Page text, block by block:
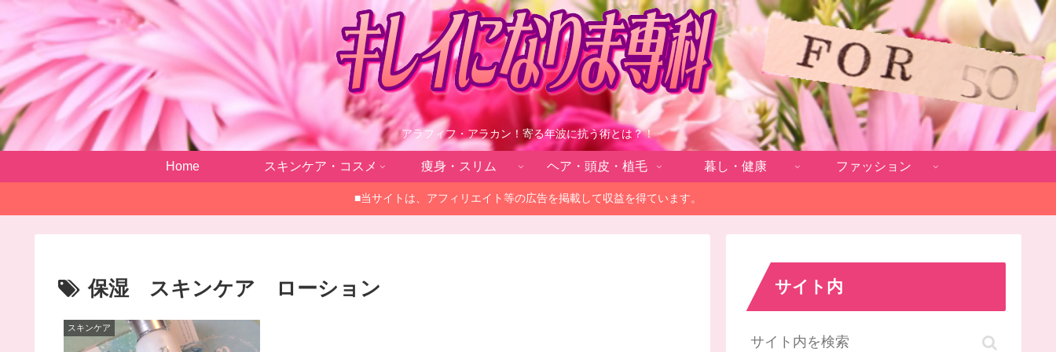
アラフィフ・アラカン！寄る年波に抗う術とは？！
Home スキンケア・コスメ 痩身・スリム ヘア・頭皮・植毛 暮し・健康 ファッション
■当サイトは、アフィリエイト等の広告を掲載して収益を得ています。
保湿 スキンケア ローション
スキンケア
サイト内